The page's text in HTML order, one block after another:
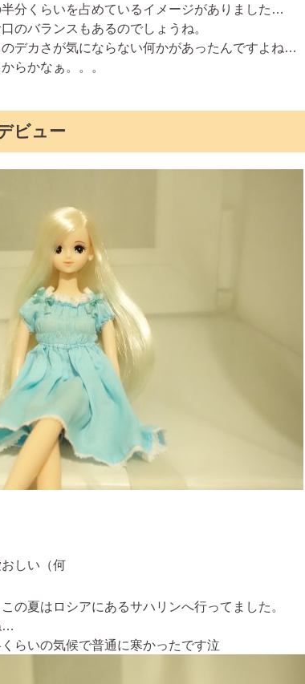
分くらいを占めているイメージがありました…
のバランスもあるのでしょうね。
デカさが気にならない何かがあったんですよね…
らかなぁ。。。
ビュー
しい（何
の夏はロシアにあるサハリンへ行ってました。
…
らいの気候で普通に寒かったです泣